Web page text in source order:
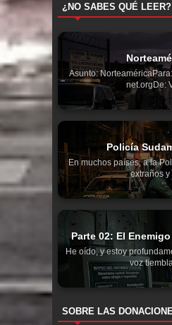
¿NO SABES QUÉ LEER?
Asunto:
net.orgDe:
Policía
En muchos países, a la
extraños y
Parte 02: El
He oído, y estoy
voz
SOBRE LAS